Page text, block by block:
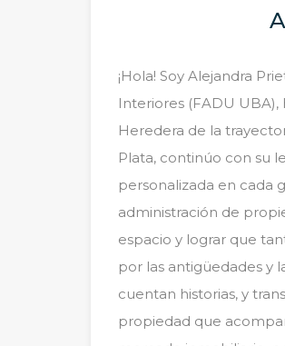
¡Hola! Soy Alejandra
Interiores (FADU
Heredera de la
Plata, continúo con su
personalizada en cada
administración de
espacio y lograr que
por las antigüedades y
cuentan historias, y
propiedad que